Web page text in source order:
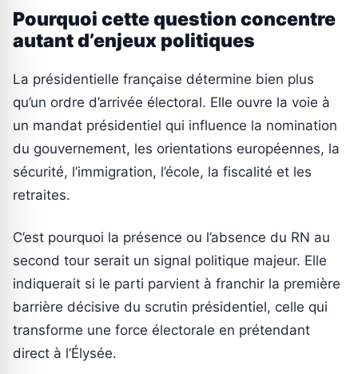
Pourquoi cette question concentre
autant d’enjeux politiques
La présidentielle française détermine bien plus
qu’un ordre d’arrivée électoral. Elle ouvre la voie à
un mandat présidentiel qui influence la nomination
du gouvernement, les orientations européennes, la
sécurité, l’immigration, l’école, la fiscalité et les
retraites.
C’est pourquoi la présence ou l’absence du RN au
second tour serait un signal politique majeur. Elle
indiquerait si le parti parvient à franchir la première
barrière décisive du scrutin présidentiel, celle qui
transforme une force électorale en prétendant
direct à l’Élysée.